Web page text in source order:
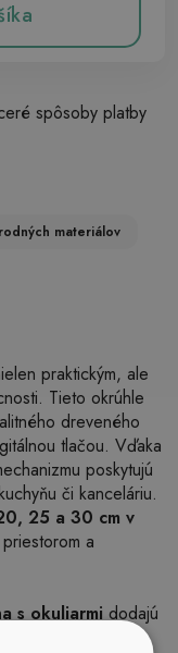
spôsoby platby
materiálov
praktickým, ale
Tieto okrúhle
dreveného
tlačou. Vďaka
poskytujú
či kanceláriu.
25 a 30 cm v
a
s okuliarmi dodajú
priestor